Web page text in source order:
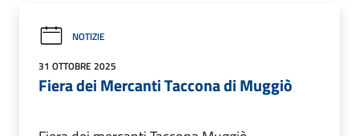
NOTIZIE
31 OTTOBRE 2025
Fiera dei Mercanti Taccona di Muggiò